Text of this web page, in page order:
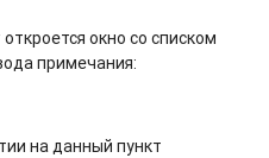
окно со списком
примечания:
на данный пункт